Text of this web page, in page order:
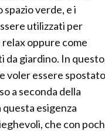
spazio verde, e i
utilizzati per
oppure come
da giardino. In
voler essere spostato
a seconda della
esigenza
che con